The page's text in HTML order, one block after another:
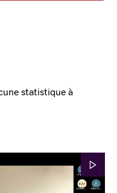
statistique à